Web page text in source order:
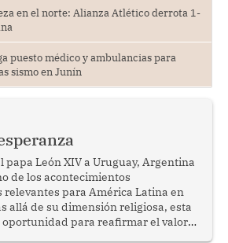
en el norte: Alianza Atlético derrota 1-
puesto médico y ambulancias para
sismo en Junín
papa León XIV a Uruguay, Argentina
de los acontecimientos
para América Latina en
allá de su dimensión religiosa, esta
para reafirmar el valor